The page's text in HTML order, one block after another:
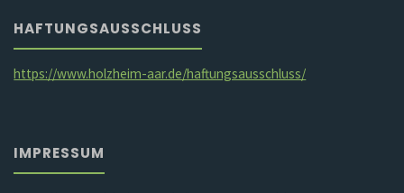
HAFTUNGSAUSSCHLUSS
https://www.holzheim-aar.de/haftungsausschluss/
IMPRESSUM